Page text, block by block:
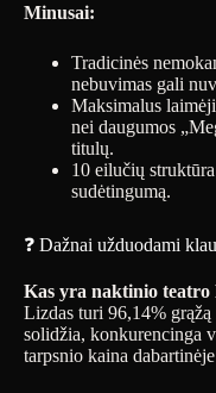
Minusai:
Tradicinės
nebuvimas gali
Maksimalus
nei daugumos
titulų.
10 eilučių
sudėtingumą.
❓ Dažnai užduodami
Kas yra naktinio teatro
Lizdas turi 96,14%
solidžia, konkurencinga
tarpsnio kaina